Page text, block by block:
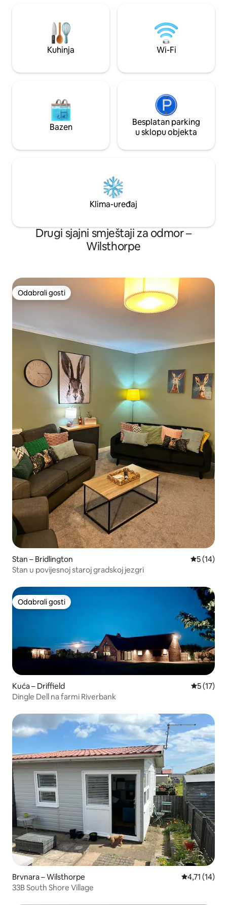
morskom zraku. Vaše utočište na obali
čeka vas sa stilskim interijerima i
udobnostima kao kod kuće.
vlastitom
kadom, a mogu
obitelji i grupe.
Kuhinja Wi-Fi
Bazen
Besplatan parking
u sklopu objekta
Klima-uređaj
Drugi sjajni smještaji za odmor –
Wilsthorpe
Odabrali gosti
Odabrali gosti
Stan – Bridlington Prosječna
5 (14)
Stan u povijesnoj staroj gradskoj jezgri
Odabrali gosti
Odabrali gosti
Kuća – Driffield Prosječna
5 (17)
Dingle Dell na farmi Riverbank
Brvnara – Wilsthorpe Prosječna
4,71 (14)
33B South Shore Village